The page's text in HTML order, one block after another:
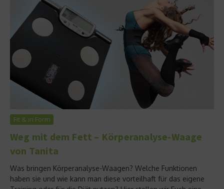
Fit & in Form
Weg mit dem Fett – Körperanalyse-Waage
von Tanita
Was bringen Körperanalyse-Waagen? Welche Funktionen
haben sie und wie kann man diese vorteilhaft für das eigene